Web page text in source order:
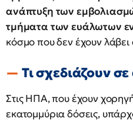
ανάπτυξη των
τμήματα των ευάλωτων
κόσμο που δεν έχουν λάβει
Τι σχεδιάζουν
Στις ΗΠΑ, που έχουν
εκατομμύρια δόσεις,